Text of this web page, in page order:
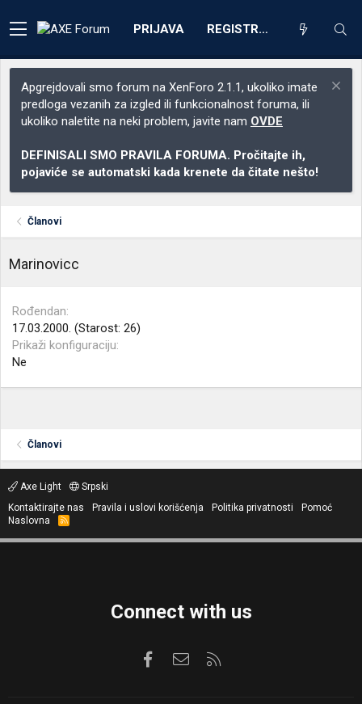
PRIJAVA REGISTRACIJA
Apgrejdovali smo forum na XenForo 2.1.1, ukoliko imate
predloga vezanih za izgled ili funkcionalnost foruma, ili
ukoliko naletite na neki problem, javite nam OVDE
DEFINISALI SMO PRAVILA FORUMA. Pročitajte ih,
pojaviće se automatski kada krenete da čitate nešto!
Članovi
Marinovicc
Rođendan
17.03.2000. (Starost: 26)
Prikaži konfiguraciju
Ne
Članovi
Axe Light
Srpski
Kontaktirajte nas
Pravila i uslovi korišćenja Politika privatnosti
Pomoć
Naslovna
R
S
Connect with us
FacebookKontaktirajte nas